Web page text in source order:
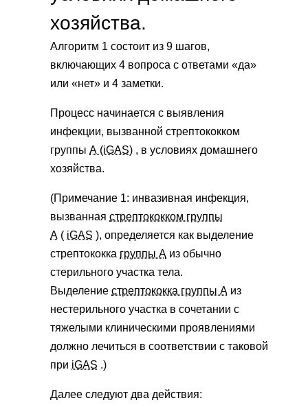
хозяйства.
Алгоритм 1 состоит из 9 шагов,
включающих 4 вопроса с ответами «да»
или «нет» и 4 заметки.
Процесс начинается с выявления
инфекции, вызванной стрептококком
группы А (iGAS) , в условиях домашнего
хозяйства.
(Примечание 1: инвазивная инфекция,
вызванная стрептококком группы
А ( iGAS ), определяется как выделение
стрептококка группы А из обычно
стерильного участка тела.
Выделение стрептококка группы А из
нестерильного участка в сочетании с
тяжелыми клиническими проявлениями
должно лечиться в соответствии с таковой
при iGAS .)
Далее следуют два действия: